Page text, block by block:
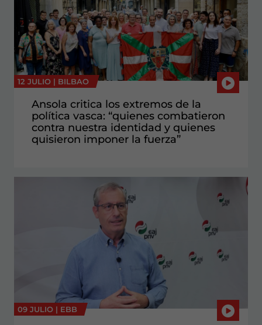
12 JULIO | BILBAO
Ansola critica los extremos de la
política vasca: “quienes combatieron
contra nuestra identidad y quienes
quisieron imponer la fuerza”
09 JULIO | EBB